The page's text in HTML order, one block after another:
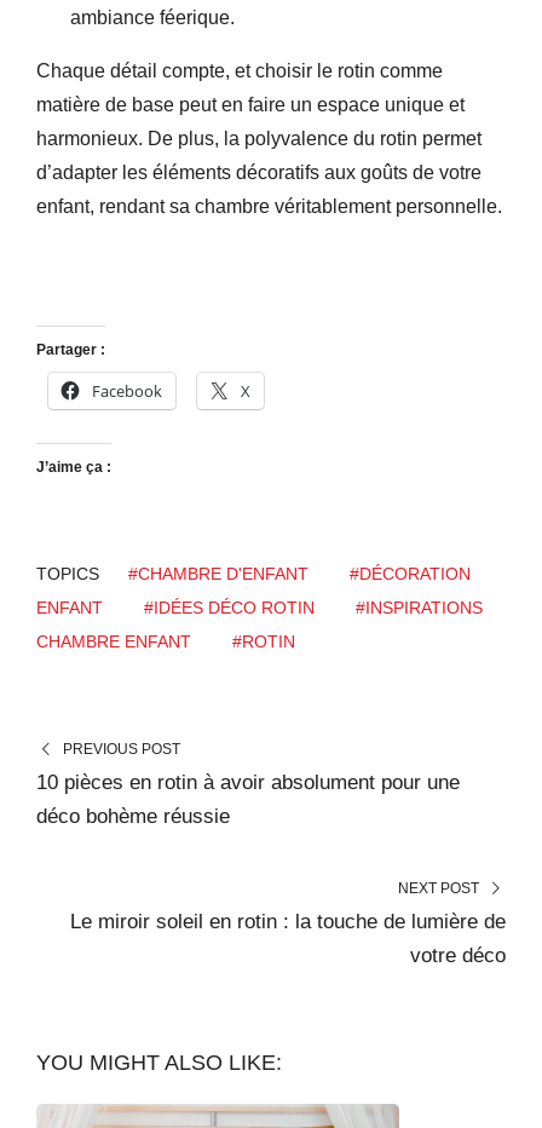
ambiance féerique.
Chaque détail compte, et choisir le rotin comme
matière de base peut en faire un espace unique et
harmonieux. De plus, la polyvalence du rotin permet
d’adapter les éléments décoratifs aux goûts de votre
enfant, rendant sa chambre véritablement personnelle.
Partager :
Facebook X
J’aime ça :
TOPICS #CHAMBRE D'ENFANT
#DÉCORATION
ENFANT
#IDÉES DÉCO ROTIN
#INSPIRATIONS
CHAMBRE ENFANT
#ROTIN
PREVIOUS POST
10 pièces en rotin à avoir absolument pour une
déco bohème réussie
NEXT POST
Le miroir soleil en rotin : la touche de lumière de
votre déco
YOU MIGHT ALSO LIKE: